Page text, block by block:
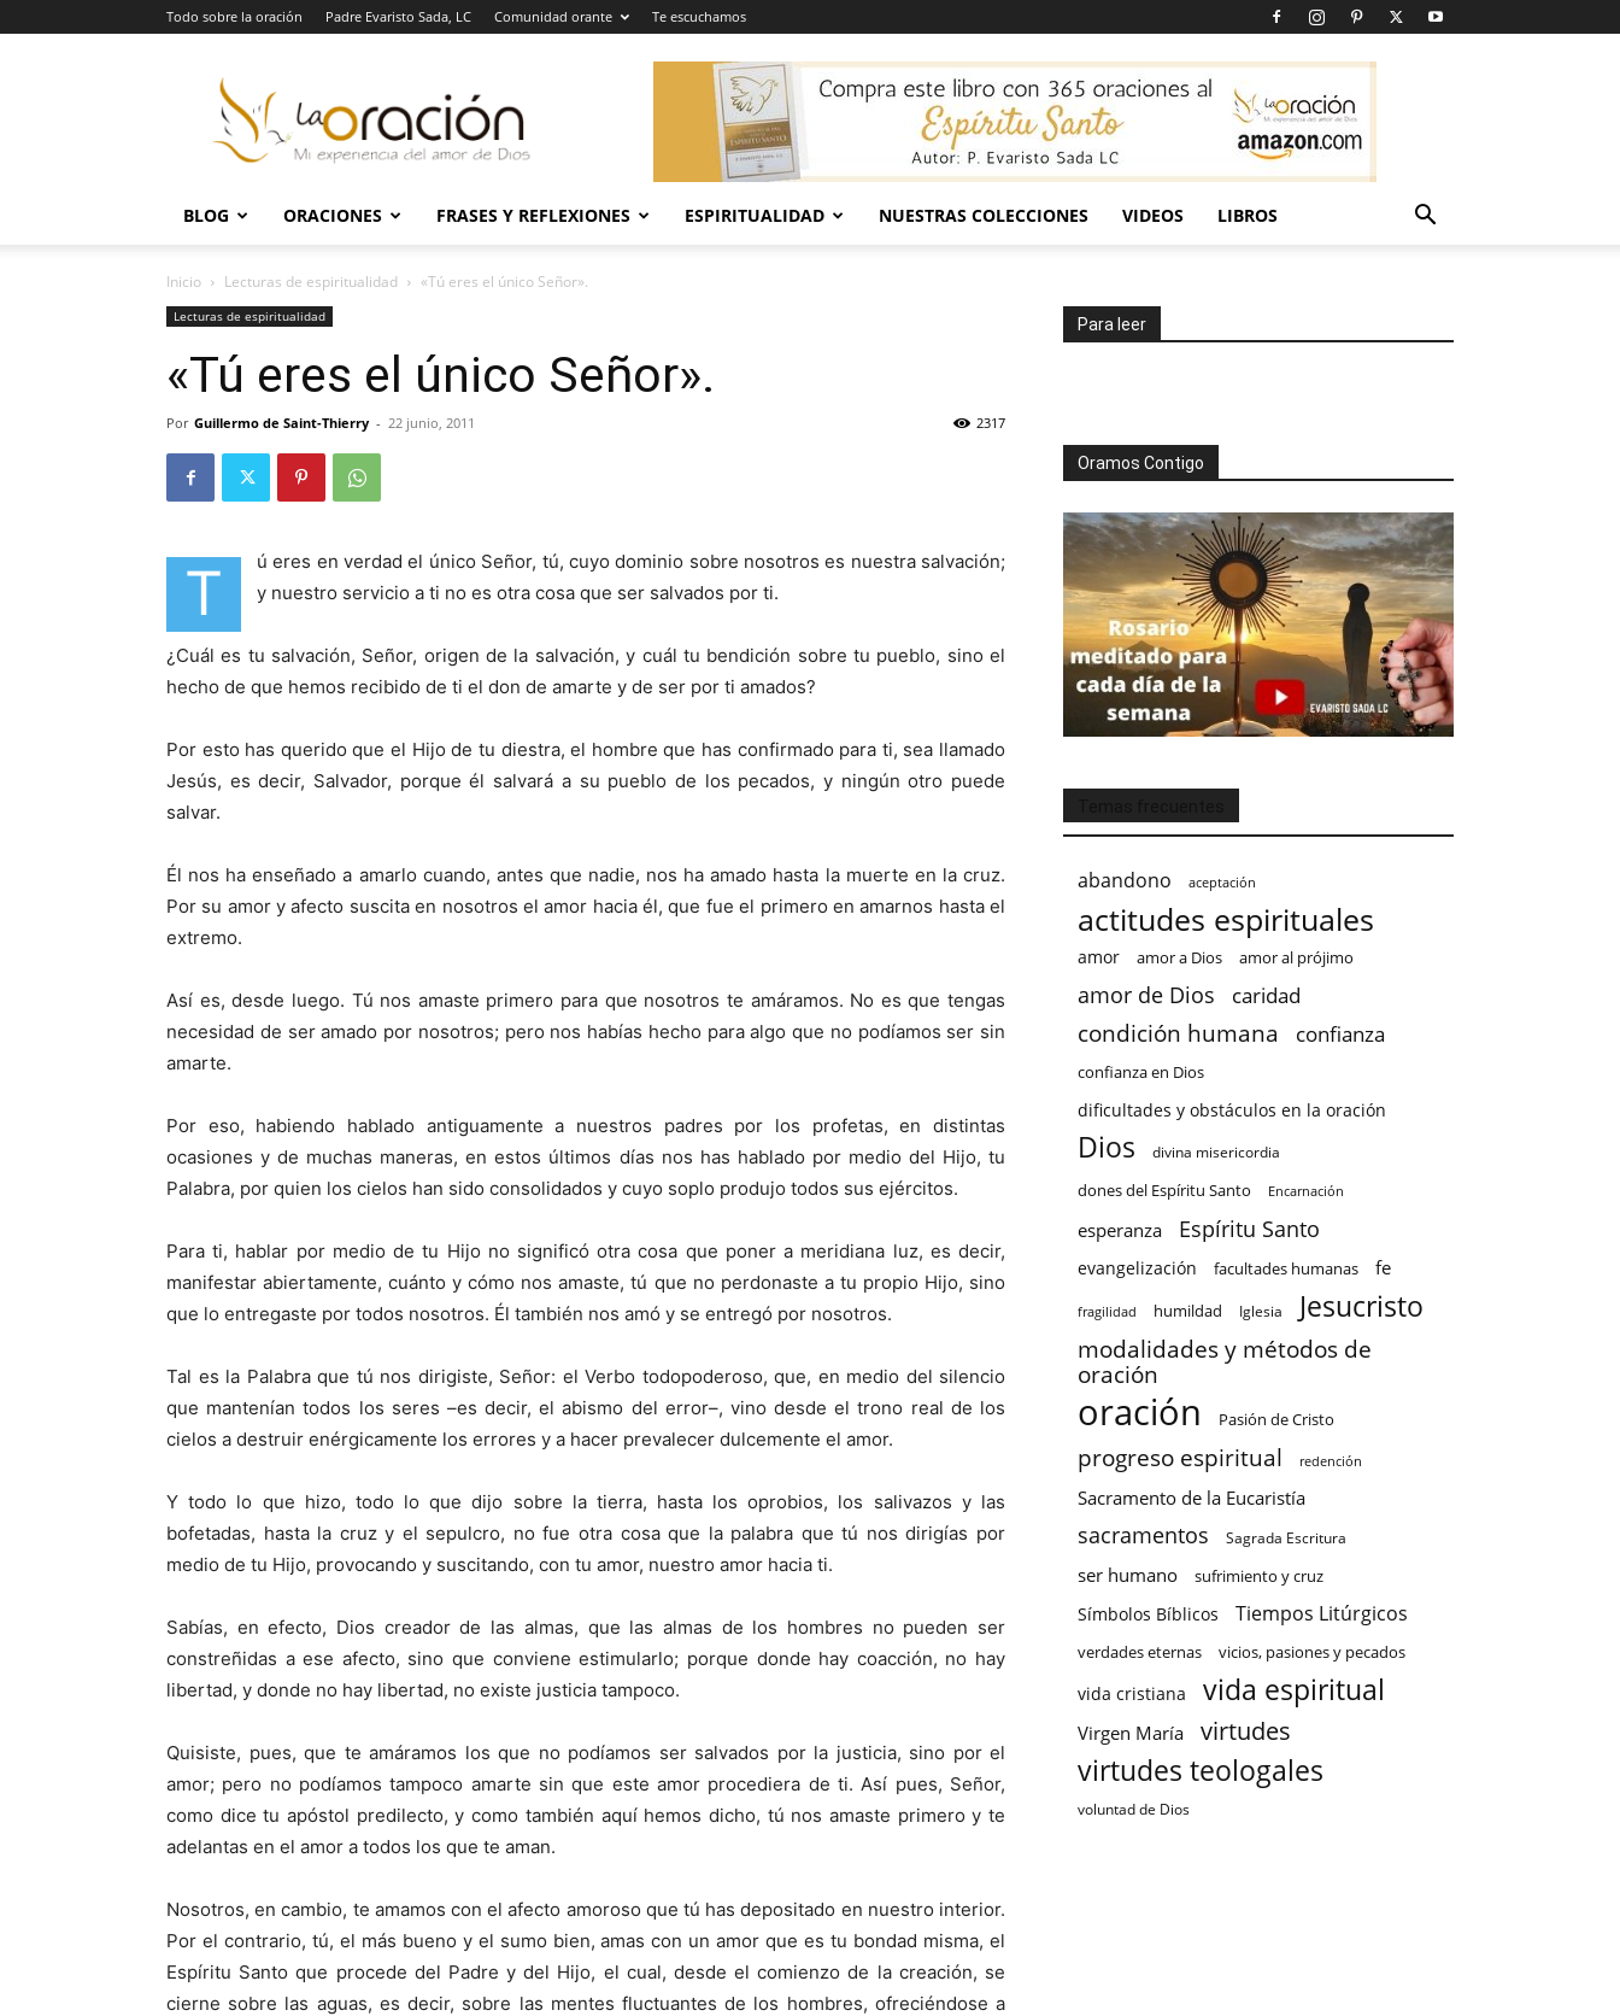
Todo sobre la oración Padre Evaristo Sada, LC Comunidad orante Te escuchamos
Oración
BLOG ORACIONES FRASES Y REFLEXIONES ESPIRITUALIDAD NUESTRAS COLECCIONES VIDEOS LIBROS
Inicio Lecturas de espiritualidad «Tú eres el único Señor».
Lecturas de espiritualidad
«Tú eres el único Señor».
Por Guillermo de Saint-Thierry - 22 junio, 2011 2317
T
ú eres en verdad el único Señor, tú, cuyo dominio sobre nosotros es nuestra salvación;
y nuestro servicio a ti no es otra cosa que ser salvados por ti.
¿Cuál es tu salvación, Señor, origen de la salvación, y cuál tu bendición sobre tu pueblo, sino el
hecho de que hemos recibido de ti el don de amarte y de ser por ti amados?
Por esto has querido que el Hijo de tu diestra, el hom­bre que has confirmado para ti, sea llamado
Jesús, es decir, Salvador, porque él salvará a su pueblo de los peca­dos, y ningún otro puede
salvar.
Él nos ha enseñado a amarlo cuando, antes que nadie, nos ha amado hasta la muerte en la cruz.
Por su amor y afecto suscita en nosotros el amor hacia él, que fue el pri­mero en amarnos hasta el
extremo.
Así es, desde luego. Tú nos amaste primero para que nosotros te amáramos. No es que tengas
necesidad de ser amado por nosotros; pero nos habías hecho para algo que no podíamos ser sin
amarte.
Por eso, habiendo hablado antiguamente a nuestros padres por los profetas, en distintas
ocasiones y de muchas maneras, en estos últimos días nos has hablado por medio del Hijo, tu
Palabra, por quien los cielos han sido consolidados y cuyo soplo produjo todos sus ejércitos.
Para ti, hablar por medio de tu Hijo no significó otra cosa que poner a meridiana luz, es decir,
manifestar abiertamente, cuánto y cómo nos amaste, tú que no per­donaste a tu propio Hijo, sino
que lo entregaste por todos nosotros. Él también nos amó y se entregó por nosotros.
Tal es la Palabra que tú nos dirigiste, Señor: el Verbo todopoderoso, que, en medio del silencio
que mantenían todos los seres –es decir, el abismo del error–, vino desde el trono real de los
cielos a destruir enérgicamente los errores y a hacer prevalecer dulcemente el amor.
Y todo lo que hizo, todo lo que dijo sobre la tierra, has­ta los oprobios, los salivazos y las
bofetadas, hasta la cruz y el sepulcro, no fue otra cosa que la palabra que tú nos dirigías por
medio de tu Hijo, provocando y suscitando, con tu amor, nuestro amor hacia ti.
Sabías, en efecto, Dios creador de las almas, que las almas de los hombres no pueden ser
constreñidas a ese afecto, sino que conviene estimularlo; porque donde hay coacción, no hay
libertad, y donde no hay libertad, no existe justicia tampoco.
Quisiste, pues, que te amáramos los que no podíamos ser salvados por la justicia, sino por el
amor; pero no podíamos tampoco amarte sin que este amor procediera de ti. Así pues, Señor,
como dice tu apóstol predilecto, y como también aquí hemos dicho, tú nos amaste primero y te
adelantas en el amor a todos los que te aman.
Nosotros, en cambio, te amamos con el afecto amoroso que tú has depositado en nuestro interior.
Por el contrario, tú, el más bueno y el sumo bien, amas con un amor que es tu bondad misma, el
Espíritu Santo que procede del Padre y del Hijo, el cual, desde el comienzo de la creación, se
cierne sobre las aguas, es decir, sobre las mentes fluctuantes de los hombres, ofreciéndose a
Para leer
Oramos Contigo
abandono aceptación
actitudes espirituales
amor amor a Dios amor al prójimo
amor de Dios caridad
condición humana confianza
confianza en Dios
dificultades y obstáculos en la oración
Dios divina misericordia
dones del Espíritu Santo Encarnación
esperanza Espíritu Santo
evangelización facultades humanas fe
fragilidad humildad Iglesia Jesucristo
modalidades y métodos de
oración
oración Pasión de Cristo
progreso espiritual redención
Sacramento de la Eucaristía
sacramentos Sagrada Escritura
ser humano sufrimiento y cruz
Símbolos Bíblicos Tiempos Litúrgicos
verdades eternas vicios, pasiones y pecados
vida cristiana vida espiritual
Virgen María virtudes
virtudes teologales
voluntad de Dios